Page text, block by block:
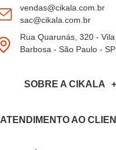
vendas@cikala.com.br
sac@cikala.com.br
Rua Quarunás, 320 -
Barbosa - São Paulo - SP
SOBRE A CIKALA
ATENDIMENTO AO